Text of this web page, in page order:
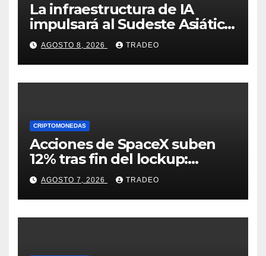
La infraestructura de IA
impulsará al Sudeste Asiático,
destaca United Overseas
Bank
AGOSTO 8, 2026 TRADEO
CRIPTOMONEDAS
Acciones de SpaceX suben
12% tras fin del lockup:
¿Hasta dónde podrían llegar
en agosto?
AGOSTO 7, 2026 TRADEO